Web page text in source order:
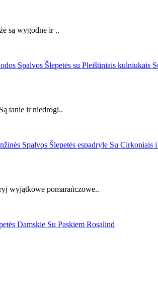
są wygodne ir ..
tanie ir niedrogi..
wyjątkowe pomarańczowe..